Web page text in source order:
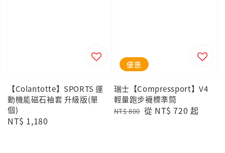
【Colantotte】SPORTS 運
動機能磁石袖套 升級版(單
個)
Regular
NT$ 1,180
優惠
瑞士【Compressport】V4
輕量跑步襪標準筒
Regular
NT$ 800 Sale
從 NT$ 720 起